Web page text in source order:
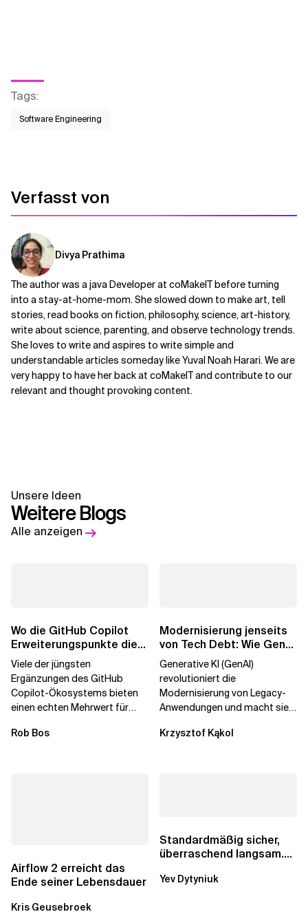
Tags:
Software Engineering
Verfasst von
Divya Prathima
The author was a java Developer at coMakeIT before turning
into a stay-at-home-mom. She slowed down to make art, tell
stories, read books on fiction, philosophy, science, art-history,
write about science, parenting, and observe technology trends.
She loves to write and aspires to write simple and
understandable articles someday like Yuval Noah Harari. We are
very happy to have her back at coMakeIT and contribute to our
relevant and thought provoking content.
Unsere Ideen
Weitere Blogs
Alle anzeigen
Wo die GitHub Copilot
Erweiterungspunkte die
Governance brechen
Viele der jüngsten
Ergänzungen des GitHub
Copilot-Ökosystems bieten
einen echten Mehrwert für
aber auch die...
Rob Bos
Modernisierung jenseits
von Tech Debt: Wie GenAI
die
Generative KI (GenAI)
revolutioniert die
Modernisierung von Legacy-
Anwendungen und macht sie
Durch die Automatisierung...
Krzysztof Kąkol
Airflow 2 erreicht das
Ende seiner Lebensdauer
Kris Geusebroek
Standardmäßig sicher,
überraschend langsam.
über die RDS...
Yev Dytyniuk